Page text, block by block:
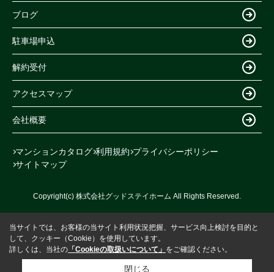
ブログ
駐車場申込
解約受付
アクセスマップ
会社概要
マンションカタログ 利用規約 プライバシーポリシー
サイトマップ
Copyright(c) 株式会社グッドステイホーム All Rights Reserved.
当サイトでは、お客様の当サイト利用状況把握、サービス向上検討を目的と
して、クッキー（Cookie）を使用しています。
詳しくは、当社の 「Cookieの取扱いについて」 をご確認ください。
閉じる